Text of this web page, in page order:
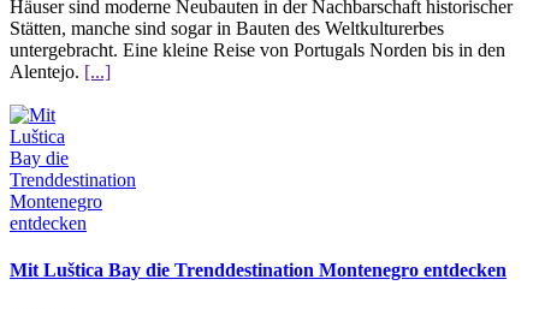
Häuser sind moderne Neubauten in der Nachbarschaft historischer
Stätten, manche sind sogar in Bauten des Weltkulturerbes
untergebracht. Eine kleine Reise von Portugals Norden bis in den
Alentejo. [...]
Mit Luštica Bay die Trenddestination Montenegro entdecken